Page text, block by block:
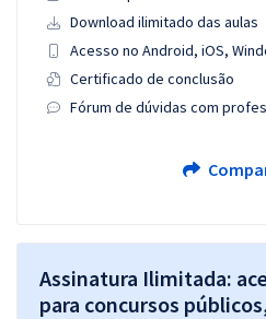
Download ilimitado das aulas
Acesso no Android, iOS,
Certificado de conclusão
Fórum de dúvidas com
Assinatura Ilimitada:
para concursos